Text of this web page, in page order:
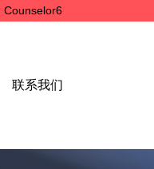
Counselor6
联系我们